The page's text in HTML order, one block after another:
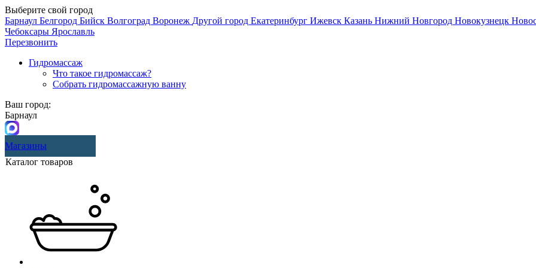
Выберите свой город
Барнаул Белгород Бийск Волгоград Воронеж Другой город Екатеринбург Ижевск Казань Нижний Новгород Новокузнецк
Чебоксары Ярославль
Перезвонить
Гидромассаж
Что такое гидромассаж?
Собрать гидромассажную ванну
Ваш город:
Барнаул
Магазины
Каталог товаров